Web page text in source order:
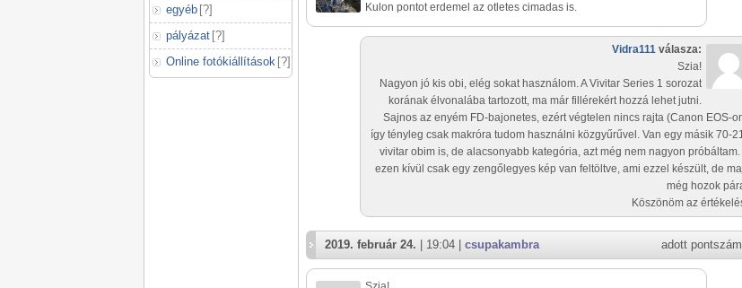
egyéb [?]
pályázat [?]
Online fotókiállítások [?]
Kulon pontot erdemel az otletes cimadas is.
Vidra111 válasza:
Szia!
Nagyon jó kis obi, elég sokat használom. A Vivitar Series 1 sorozat
korának élvonalába tartozott, ma már fillérekért hozzá lehet jutni.
Sajnos az enyém FD-bajonetes, ezért végtelen nincs rajta (Canon EOS-
így tényleg csak makróra tudom használni közgyűrűvel. Van egy másik 70-
vivitar obim is, de alacsonyabb kategória, azt még nem nagyon próbáltam.
ezen kívül csak egy zengőlegyes kép van feltöltve, ami ezzel készült, de
még hozok
Köszönöm az
adott
2019. február 24. | 19:04 | csupakambra